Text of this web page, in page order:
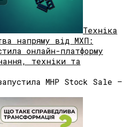
Техніка
напряму від МХП:
онлайн-платформу
техніки та
MHP Stock Sale —